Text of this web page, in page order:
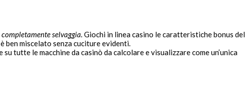
selvaggia. Giochi in linea casino le caratteristiche bonus del
miscelato senza cuciture evidenti.
tutte le macchine da casinò da calcolare e visualizzare come un’unica